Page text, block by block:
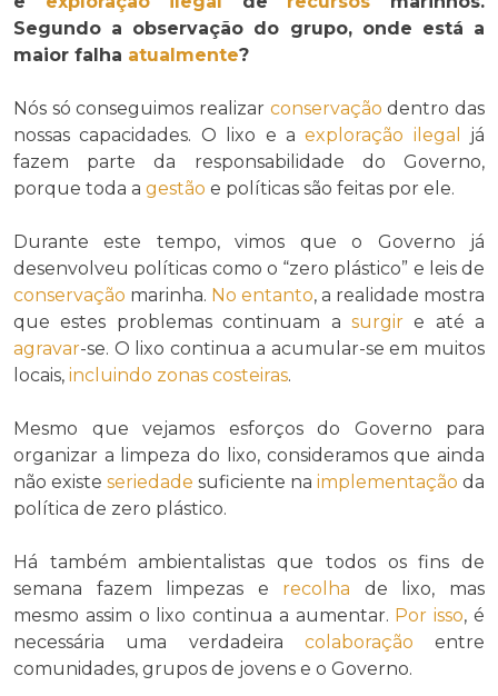
Segundo a observação do grupo, onde está a
maior falha atualmente?
Nós só conseguimos realizar conservação dentro das
nossas capacidades. O lixo e aexploração ilegal
já
fazem parte da responsabilidade do Governo,
porque toda a gestão e políticas são feitas por ele.
Durante este tempo, vimos que o Governo já
desenvolveu políticas como o “zero plástico” e leis de
conservação marinha. No entanto, a realidade mostra
que estes problemas continuam a surgire até a
agravar-se. O lixo continua a acumular-se em muitos
locais, incluindo zonas costeiras.
Mesmo que vejamos esforços do Governo para
organizar a limpeza do lixo, consideramos que ainda
não existe seriedade suficiente na implementação da
política de zero plástico.
Há também ambientalistas que todos os fins de
semana fazem limpezas e recolha de lixo, mas
mesmo assim o lixo continua a aumentar. Por isso, é
necessária uma verdadeira colaboração entre
comunidades, grupos de jovens e o Governo.